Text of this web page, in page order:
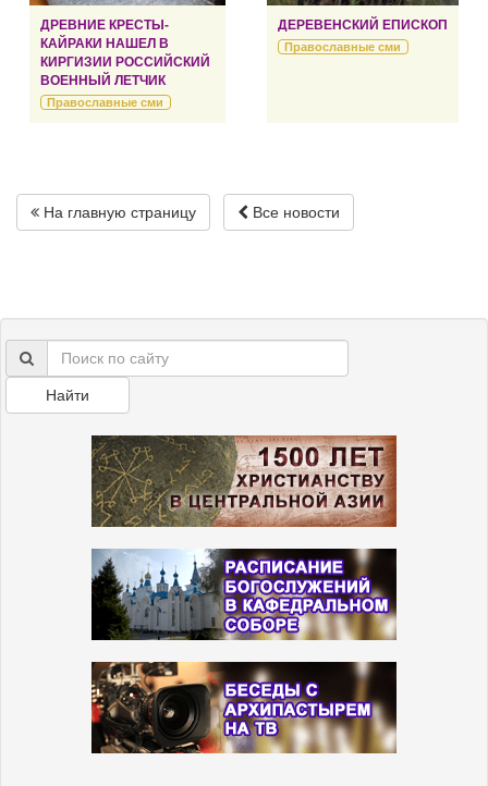
ДРЕВНИЕ КРЕСТЫ-
КАЙРАКИ НАШЕЛ В
КИРГИЗИИ РОССИЙСКИЙ
ВОЕННЫЙ ЛЕТЧИК
Православные сми
ДЕРЕВЕНСКИЙ ЕПИСКОП
Православные сми
На главную страницу Все новости
Найти